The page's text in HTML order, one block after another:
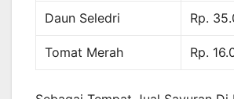
Daun Seledri Rp.
Tomat Merah Rp.